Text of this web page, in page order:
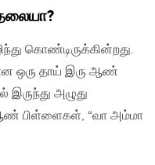
கொண்டிருக்கின்றது.
ஒரு தாய் இரு ஆண்
அழுது
பிள்ளைகள், “வா அம்மா